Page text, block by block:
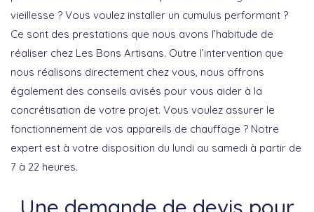
vieillesse ? Vous voulez installer un cumulus performant ?
Ce sont des prestations que nous avons l’habitude de
réaliser chez Les Bons Artisans. Outre l’intervention que
nous réalisons directement chez vous, nous offrons
également des conseils avisés pour vous aider à la
concrétisation de votre projet. Vous voulez assurer le
fonctionnement de vos appareils de chauffage ? Notre
expert est à votre disposition du lundi au samedi à partir de
7 à 22 heures.